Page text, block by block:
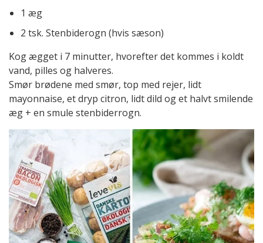
1 æg
2 tsk. Stenbiderogn (hvis sæson)
Kog ægget i 7 minutter, hvorefter det kommes i koldt
vand, pilles og halveres.
Smør brødene med smør, top med rejer, lidt
mayonnaise, et dryp citron, lidt dild og et halvt smilende
æg + en smule stenbiderrogn.